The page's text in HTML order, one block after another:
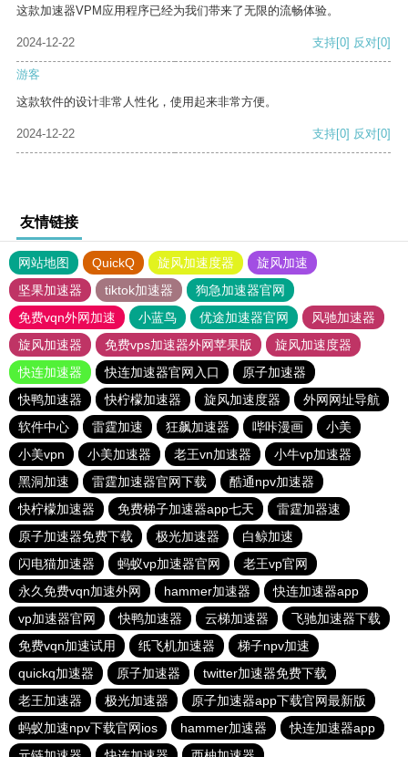
这款加速器VPM应用程序已经为我们带来了无限的流畅体验。
2024-12-22 支持[0] 反对[0]
游客
这款软件的设计非常人性化，使用起来非常方便。
2024-12-22 支持[0] 反对[0]
友情链接
网站地图 QuickQ 旋风加速度器
旋风加速
坚果加速器
tiktok加速器
狗急加速器官网
免费vqn外网加速
小蓝鸟 优途加速器官网
风驰加速器
旋风加速器
免费vps加速器外网苹果版
旋风加速度器
快连加速器
快连加速器官网入口
原子加速器
快鸭加速器
快柠檬加速器 旋风加速度器
外网网址导航
软件中心
雷霆加速 狂飙加速器 哔咔漫画
小美
小美vpn
小美加速器 老王vn加速器
小牛vp加速器
黑洞加速
雷霆加速器官网下载
酷通npv加速器
快柠檬加速器
免费梯子加速器app七天
雷霆加器速
原子加速器免费下载
极光加速器
白鲸加速
闪电猫加速器
蚂蚁vp加速器官网
老王vp官网
永久免费vqn加速外网
hammer加速器
快连加速器app
vp加速器官网
快鸭加速器 云梯加速器
飞驰加速器下载
免费vqn加速试用
纸飞机加速器
梯子npv加速
quickq加速器
原子加速器
twitter加速器免费下载
老王加速器
极光加速器
原子加速器app下载官网最新版
蚂蚁加速npv下载官网ios
hammer加速器
快连加速器app